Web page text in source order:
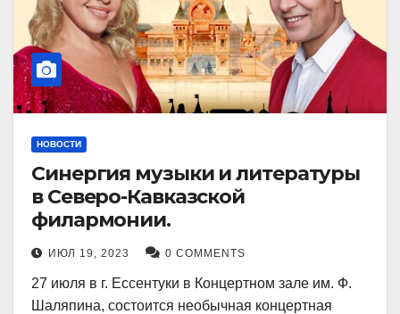
НОВОСТИ
Синергия музыки и литературы
в Северо-Кавказской
филармонии.
ИЮЛ 19, 2023 0 COMMENTS
27 июля в г. Ессентуки в Концертном зале им. Ф.
Шаляпина, состоится необычная концертная